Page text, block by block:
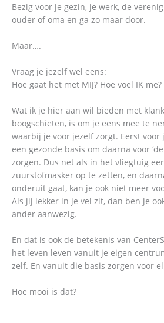
Bezig voor je gezin, je werk, de
ouder of oma en ga zo maar door.
Maar….
Vraag je jezelf wel eens:
Hoe gaat het met MIJ? Hoe voel IK me?
Wat ik je hier aan wil bieden met
boogschieten, is om je eens mee te
waarbij je voor jezelf zorgt. Eerst voor
een gezonde basis om daarna voor
zorgen. Dus net als in het vliegtuig
zuurstofmasker op te zetten, en
onderuit gaat, kan je ook niet meer
Als jij lekker in je vel zit, dan ben je
ander aanwezig.
En dat is ook de betekenis van
het leven leven vanuit je eigen
zelf. En vanuit die basis zorgen voor
Hoe mooi is dat?